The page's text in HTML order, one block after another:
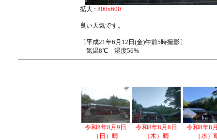
拡大 : 800x600
良い天気です。
〔平成21年6月12日(金)午前5時撮影〕
気温8℃ 湿度56%
令和8年8月9日
（日）晴
令和8年8月6日
（木）晴
令和8年8
（水）